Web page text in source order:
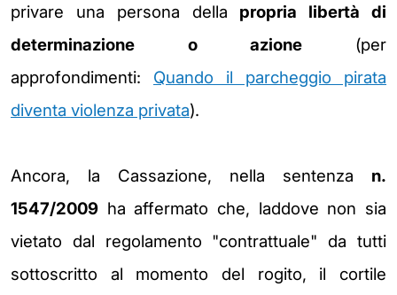
privare una persona della propria libertà di
determinazione o azione (per
approfondimenti: Quando il parcheggio pirata
diventa violenza privata).
Ancora, la Cassazione, nella sentenza n.
1547/2009 ha affermato che, laddove non sia
vietato dal regolamento "contrattuale" da tutti
sottoscritto al momento del rogito, il cortile